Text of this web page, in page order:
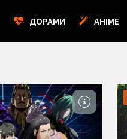
ДОРАМИ АНІМЕ